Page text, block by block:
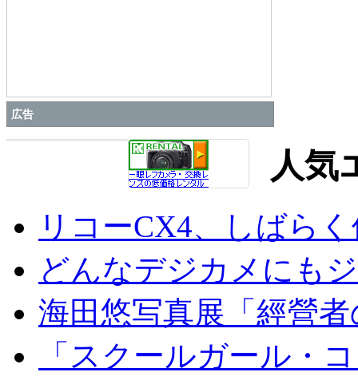
広告
人気
リコーCX4、しばら
どんなデジカメにも
海田悠写真展「經營
「スクールガール・